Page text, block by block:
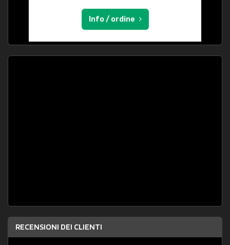
Info / ordine
RECENSIONI DEI CLIENTI